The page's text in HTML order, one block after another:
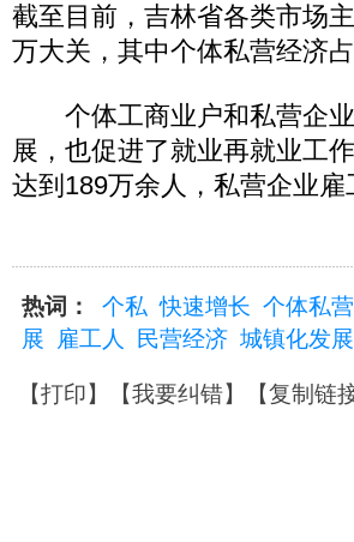
截至目前，吉林省各类市场
万大关，其中个体私营经济
个体工商业户和私营企业
展，也促进了就业再就业工
达到189万余人，私营企业
热词： 个私 快速增长 个体私
展
雇工人 民营经济 城镇化发展
【打印】【我要纠错】【复制链